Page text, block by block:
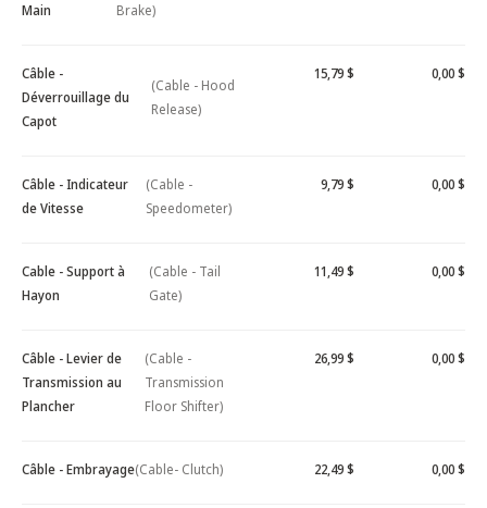
Main
Brake)
Câble -
Déverrouillage du
Capot
(Cable - Hood
Release)
15,79 $ 0,00 $
Câble - Indicateur
de Vitesse
(Cable -
Speedometer)
9,79 $ 0,00 $
Cable - Support à
Hayon
(Cable - Tail
Gate)
11,49 $ 0,00 $
Câble - Levier de
Transmission au
Plancher
(Cable -
Transmission
Floor Shifter)
26,99 $ 0,00 $
Câble - Embrayage(Cable- Clutch) 22,49 $ 0,00 $